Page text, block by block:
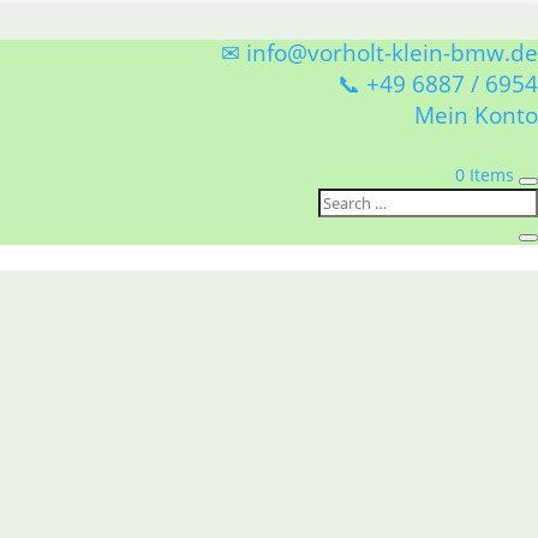
✉ info@vorholt-klein-bmw.de
📞 +49 6887 / 6954
Mein Konto
0 Items